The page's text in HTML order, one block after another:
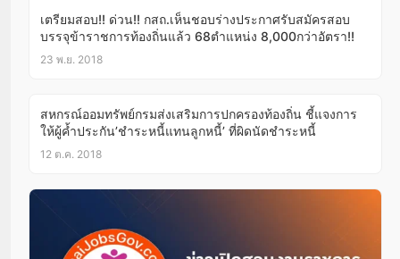
เตรียมสอบ!! ด่วน!! กสถ.เห็นชอบร่างประกาศรับสมัครสอบ
บรรจุข้าราชการท้องถิ่นแล้ว 68ตำแหน่ง 8,000กว่าอัตรา!!
23 พ.ย. 2018
สหกรณ์ออมทรัพย์กรมส่งเสริมการปกครองท้องถิ่น ชี้แจงการ
ให้ผู้ค้ำประกัน’ชำระหนี้แทนลูกหนี้’ ที่ผิดนัดชำระหนี้
12 ต.ค. 2018